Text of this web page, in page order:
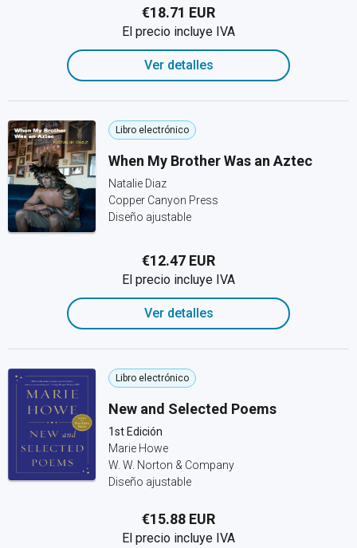
€18.71 EUR
El precio incluye IVA
Ver detalles
Libro electrónico
When My Brother Was an Aztec
Natalie Diaz
Copper Canyon Press
Diseño ajustable
€12.47 EUR
El precio incluye IVA
Ver detalles
Libro electrónico
New and Selected Poems
1st Edición
Marie Howe
W. W. Norton & Company
Diseño ajustable
€15.88 EUR
El precio incluye IVA